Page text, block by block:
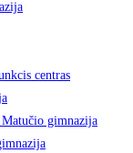
centras
gimnazija